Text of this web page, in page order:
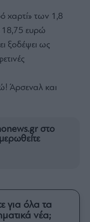
χαρτί» των 1,8
18,75 ευρώ
ξοδέψει ως
Άρσεναλ και
στο
για όλα τα
νέα;